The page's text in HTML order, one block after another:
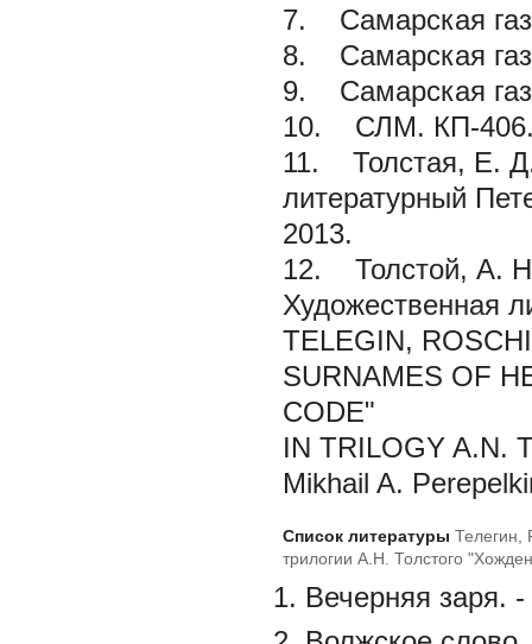
7. Самарская
8. Самарская
9. Самарская
10. СЛМ. КП-
11. Толстая, Е. Д.
литературный
2013.
12. Толстой, А.
Художественная
TELEGIN,
SURNAMES OF
CODE"
IN TRILOGY A.N.
Mikhail A.
Список литературы Телегин,
трилогии А.Н. Толстого
Вечерняя заря.